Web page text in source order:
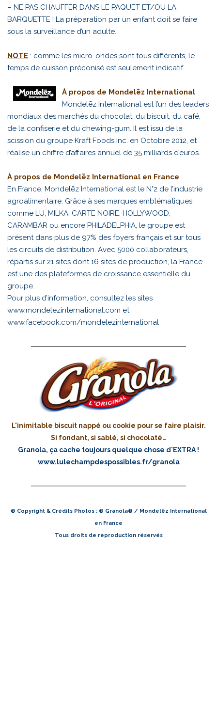
– NE PAS CHAUFFER DANS LE PAQUET ET/OU LA
BARQUETTE ! La préparation par un enfant doit se faire
sous la surveillance d’un adulte.
NOTE : comme les micro-ondes sont tous différents, le
temps de cuisson préconisé est seulement indicatif.
À propos de Mondelēz International
Mondelēz International est l’un des leaders
mondiaux des marchés du chocolat, du biscuit, du café,
de la confiserie et du chewing-gum. Il est issu de la
scission du groupe Kraft Foods Inc. en Octobre 2012, et
réalise un chiffre d’affaires annuel de 35 milliards d’euros.
À propos de Mondelēz International en France
En France, Mondelēz International est le N°2 de l’industrie
agroalimentaire. Grâce à ses marques emblématiques
comme LU, MILKA, CARTE NOIRE, HOLLYWOOD,
CARAMBAR ou encore PHILADELPHIA, le groupe est
présent dans plus de 97% des foyers français et sur tous
les circuits de distribution. Avec 5000 collaborateurs,
répartis sur 21 sites dont 16 sites de production, la France
est une des plateformes de croissance essentielle du
groupe.
Pour plus d’information, consultez les sites
www.mondelezinternational.com et
www.facebook.com/mondelezinternational
L'inimitable biscuit nappé ou cookie pour se faire plaisir.
Si fondant, si sablé, si chocolaté…
Granola, ça cache toujours quelque chose d'EXTRA !
www.lulechampdespossibles.fr/granola
© Copyright & Crédits Photos : © Granola® / Mondelēz International
en France
Tous droits de reproduction réservés